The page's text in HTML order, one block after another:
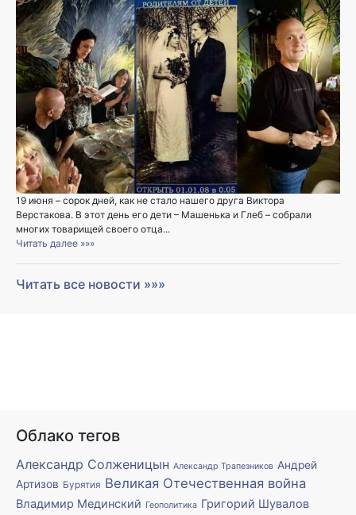
19 июня – сорок дней, как не стало нашего друга Виктора
Верстакова. В этот день его дети – Машенька и Глеб – собрали
многих товарищей своего отца...
Читать далее »»»
Читать все новости »»»
Облако тегов
Александр Солженицын Александр Трапезников Андрей
Артизов Бурятия Великая Отечественная война
Владимир Мединский Геополитика Григорий Шувалов